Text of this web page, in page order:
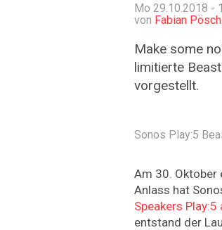
Mo 29.10.2018 -
von Fabian
Make some
limitierte
vorgestellt.
Sonos Play:5
Am 30. Oktober
Anlass hat
Speakers
entstand der